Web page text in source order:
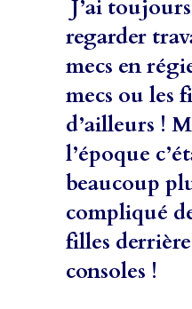
J’ai
regarder
mecs en
mecs ou les
d’ailleurs !
l’époque
beaucoup
compliqué
filles
consoles !